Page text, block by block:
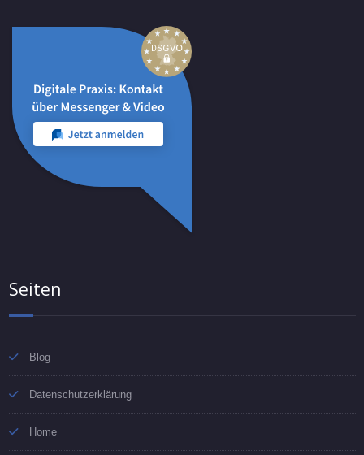
Seiten
Blog
Datenschutzerklärung
Home